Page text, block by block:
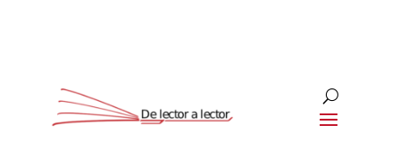
Suscríbete